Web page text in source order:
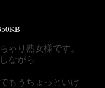
ゃり熟女様です。
ながら
もうちょっといけ